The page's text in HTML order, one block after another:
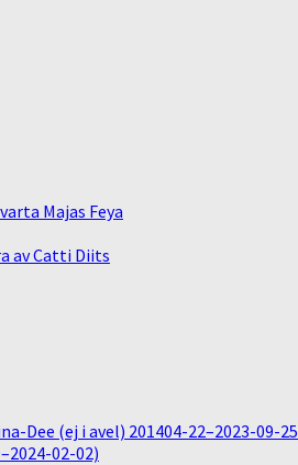
Majas Feya
av Catti Diits
Dee (ej i avel) 201404-22–2023-09-25
02-02)